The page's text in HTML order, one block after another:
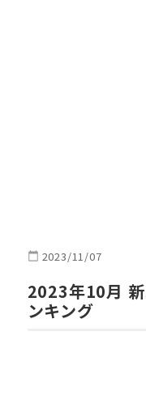
2023/11/07
2023年10月
ンキング